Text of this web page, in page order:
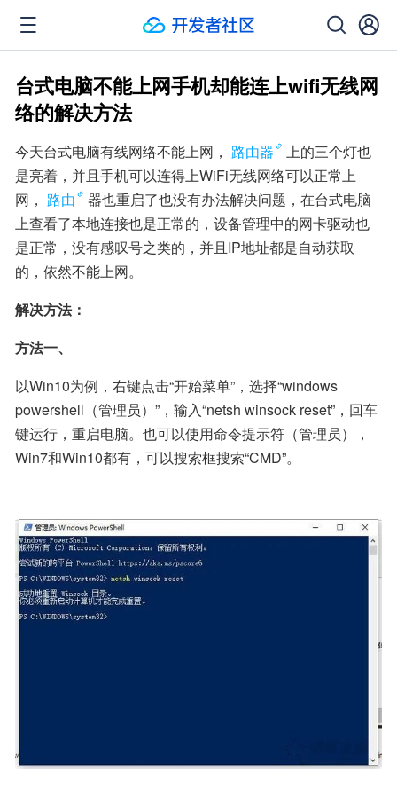
台式电脑不能上网手机却能连上wifi无线网
络的解决方法
今天台式电脑有线网络不能上网， 路由器
上的三个灯也
是亮着，并且手机可以连得上WiFi无线网络可以正常上
网， 路由
器也重启了也没有办法解决问题，在台式电脑
上查看了本地连接也是正常的，设备管理中的网卡驱动也
是正常，没有感叹号之类的，并且IP地址都是自动获取
的，依然不能上网。
解决方法：
方法一、
以Win10为例，右键点击“开始菜单”，选择“windows
powershell（管理员）”，输入“netsh winsock reset”，回车
键运行，重启电脑。也可以使用命令提示符（管理员），
Win7和Win10都有，可以搜索框搜索“CMD”。